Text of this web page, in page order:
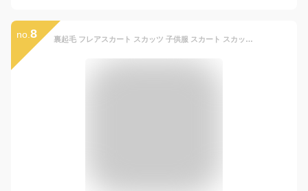
no. 8 裏起毛 フレアスカート スカッツ 子供服 スカート スカッツ レギンス付き スキニー 厚手 ボトムス 女の子 秋冬物 レギンス チェック柄